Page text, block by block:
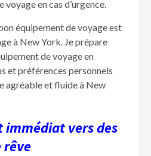
voyage en cas d’urgence.
équipement de voyage est
à New York. Je prépare
de voyage en
et préférences personnels
agréable et fluide à New
immédiat vers des
rêve